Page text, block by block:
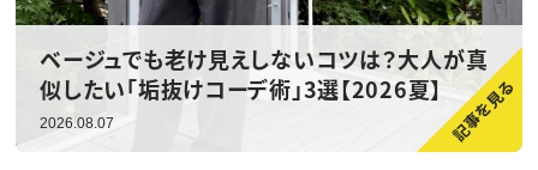
ベージュでも老け見えしないコツは？大人が真
似したい「垢抜けコーデ術」3選【2026夏】
2026.08.07